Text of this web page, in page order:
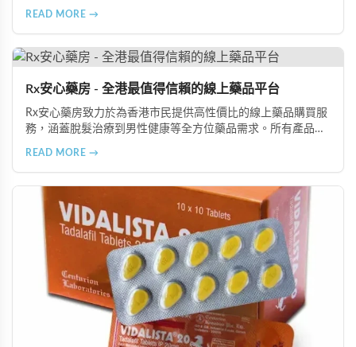
READ MORE →
Rx安心藥房 - 全港最值得信賴的線上藥品平台
Rx安心藥房致力於為香港市民提供高性價比的線上藥品購買服
務，涵蓋脫髮治療到男性健康等全方位藥品需求。所有產品均
READ MORE →